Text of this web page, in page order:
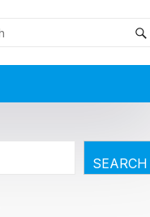
SEARCH